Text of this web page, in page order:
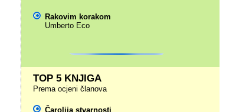
Rakovim korakom
Umberto Eco
TOP 5 KNJIGA
Prema ocjeni članova
Čarolija stvarnosti